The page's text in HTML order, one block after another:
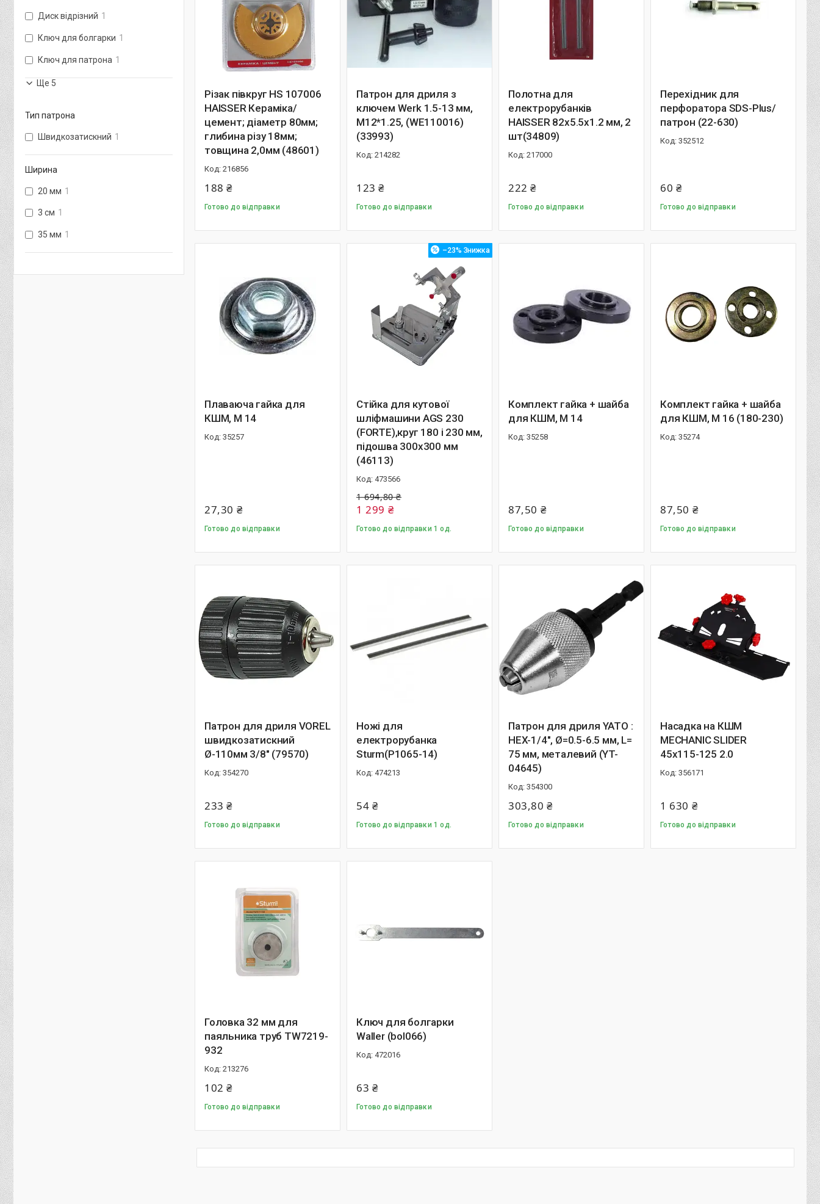
Різак півкруг НS 107006
HAISSER Кераміка/
цемент; діаметр 80мм;
глибина різу 18мм;
товщина 2,0мм (48601)
216856
188 ₴
Готово до відправки
Патрон для дриля з
ключем Werk 1.5-13 мм,
М12*1.25, (WE110016)
(33993)
214282
123 ₴
Готово до відправки
Полотна для
електрорубанків
HAISSER 82x5.5x1.2 мм, 2
шт(34809)
217000
222 ₴
Готово до відправки
Перехідник для
перфоратора SDS-Plus/
патрон (22-630)
352512
60 ₴
Готово до відправки
Плаваюча гайка для
КШМ, М 14
35257
27,30 ₴
Готово до відправки
–23%
Стійка для кутової
шліфмашини AGS 230
(FORTE),круг 180 і 230 мм,
підошва 300х300 мм
(46113)
473566
1 694,80 ₴
1 299 ₴
Готово до відправки 1 од.
Комплект гайка + шайба
для КШМ, М 14
35258
87,50 ₴
Готово до відправки
Комплект гайка + шайба
для КШМ, М 16 (180-230)
35274
87,50 ₴
Готово до відправки
Патрон для дриля VOREL
швидкозатискний
Ø-110мм 3/8" (79570)
354270
233 ₴
Готово до відправки
Ножі для
електрорубанка
Sturm(P1065-14)
474213
54 ₴
Готово до відправки 1 од.
Патрон для дриля YATO :
HEX-1/4", Ø=0.5-6.5 мм, L=
75 мм, металевий (YT-
04645)
354300
303,80 ₴
Готово до відправки
Насадка на КШМ
MECHANIC SLIDER
45x115-125 2.0
356171
1 630 ₴
Готово до відправки
Головка 32 мм для
паяльника труб TW7219-
932
213276
102 ₴
Готово до відправки
Ключ для болгарки
Waller (bol066)
472016
63 ₴
Готово до відправки
Диск відрізний 1
Ключ для болгарки 1
Ключ для патрона 1
Ще 5
Тип патрона
Швидкозатискний 1
Ширина
20 мм 1
3 см 1
35 мм 1